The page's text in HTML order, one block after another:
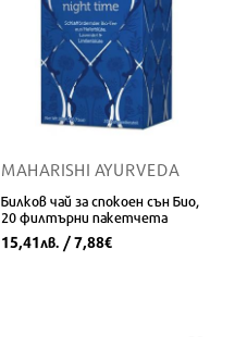
MAHARISHI AYURVEDA
Билков чай за спокоен сън Био,
20 филтърни пакетчета
15,41лв. / 7,88€